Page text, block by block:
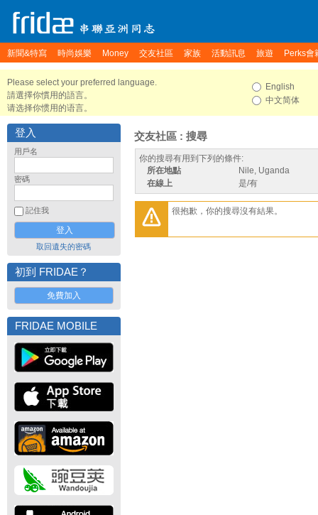
新聞&特寫 時尚娛樂 Money 交友社區 家族 活動訊息 旅遊 Perks會
Please select your preferred language.
請選擇你慣用的語言。
请选择你惯用的语言。
English
中文简体
登入
用戶名
密碼
記住我
取回遺失的密碼
初到 FRIDAE？
免費加入
FRIDAE MOBILE
交友社區 : 搜尋
你的搜尋有用到下列的條件:
所在地點
Nile, Uganda
在線上
是/有
很抱歉，你的搜尋沒有結果。